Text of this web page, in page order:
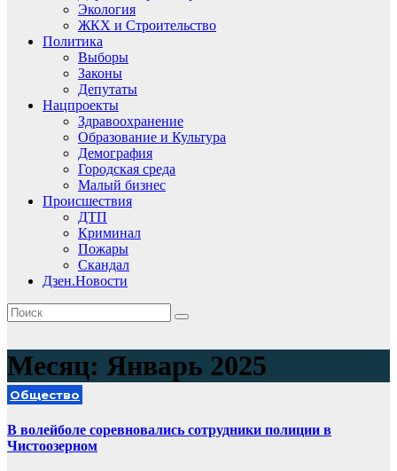
Экология
ЖКХ и Строительство
Политика
Выборы
Законы
Депутаты
Нацпроекты
Здравоохранение
Образование и Культура
Демография
Городская среда
Малый бизнес
Происшествия
ДТП
Криминал
Пожары
Скандал
Дзен.Новости
Месяц: Январь 2025
Общество
В волейболе соревновались сотрудники полиции в
Чистоозерном